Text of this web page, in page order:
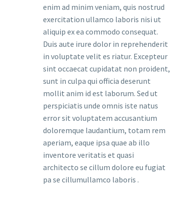
enim ad minim veniam, quis nostrud
exercitation ullamco laboris nisi ut
aliquip ex ea commodo consequat.
Duis aute irure dolor in reprehenderit
in voluptate velit es riatur. Excepteur
sint occaecat cupidatat non proident,
sunt in culpa qui officia deserunt
mollit anim id est laborum. Sed ut
perspiciatis unde omnis iste natus
error sit voluptatem accusantium
doloremque laudantium, totam rem
aperiam, eaque ipsa quae ab illo
inventore veritatis et quasi
architecto se cillum dolore eu fugiat
pa se cillumullamco laboris .